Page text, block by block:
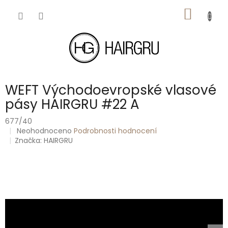
KOŠÍK
WEFT Východoevropské vlasové
pásy HAIRGRU #22 A
677/40
Průměrné
hodnocení
hvězdiček.
Neohodnoceno Podrobnosti hodnocení
Značka:HAIRGRU